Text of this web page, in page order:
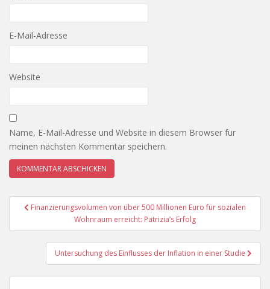
E-Mail-Adresse
Website
Name, E-Mail-Adresse und Website in diesem Browser für
meinen nächsten Kommentar speichern.
Beitragsnavigation
Finanzierungsvolumen von über 500 Millionen Euro für sozialen
Wohnraum erreicht: Patrizia’s Erfolg
Untersuchung des Einflusses der Inflation in einer Studie